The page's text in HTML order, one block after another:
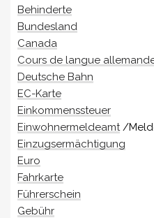
Behinderte
Bundesland
Canada
Cours de langue
Deutsche Bahn
EC-Karte
Einkommenssteuer
Einwohnermeldeamt/
Einzugsermächtigung
Euro
Fahrkarte
Führerschein
Gebühr